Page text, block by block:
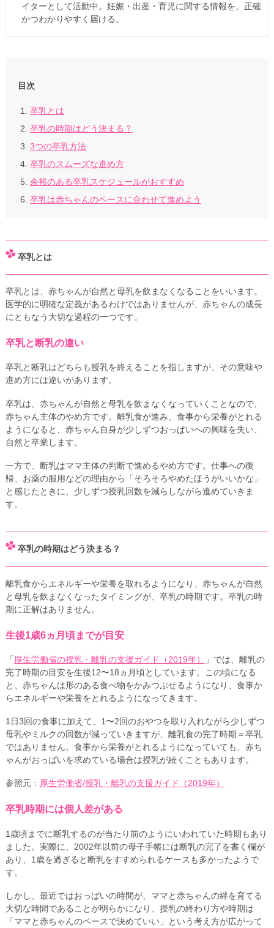
イターとして活動中。妊娠・出産・育児に関する情報を、正確
かつわかりやすく届ける。
目次
卒乳とは
卒乳の時期はどう決まる？
3つの卒乳方法
卒乳のスムーズな進め方
余裕のある卒乳スケジュールがおすすめ
卒乳は赤ちゃんのペースに合わせて進めよう
卒乳とは
卒乳とは、赤ちゃんが自然と母乳を飲まなくなることをいいます。
医学的に明確な定義があるわけではありませんが、赤ちゃんの成長
にともなう大切な過程の一つです。
卒乳と断乳の違い
卒乳と断乳はどちらも授乳を終えることを指しますが、その意味や
進め方には違いがあります。
卒乳は、赤ちゃんが自然と母乳を飲まなくなっていくことなので、
赤ちゃん主体のやめ方です。離乳食が進み、食事から栄養がとれる
ようになると、赤ちゃん自身が少しずつおっぱいへの興味を失い、
自然と卒業します。
一方で、断乳はママ主体の判断で進めるやめ方です。仕事への復
帰、お薬の服用などの理由から「そろそろやめたほうがいいかな」
と感じたときに、少しずつ授乳回数を減らしながら進めていきま
す。
卒乳の時期はどう決まる？
離乳食からエネルギーや栄養を取れるようになり、赤ちゃんが自然
と母乳を飲まなくなったタイミングが、卒乳の時期です。卒乳の時
期に正解はありません。
生後1歳6ヵ月頃までが目安
「 厚生労働省の授乳・離乳の支援ガイド（2019年）
」では、離乳の
完了時期の目安を生後12〜18ヵ月頃としています。この頃になる
と、赤ちゃんは形のある食べ物をかみつぶせるようになり、食事か
らエネルギーや栄養をとれるようになってきます。
1日3回の食事に加えて、1〜2回のおやつを取り入れながら少しずつ
母乳やミルクの回数が減っていきますが、離乳食の完了時期＝卒乳
ではありません。食事から栄養がとれるようになっていても、赤ち
ゃんがおっぱいを求めている場合は授乳が続くこともあります。
参照元： 厚生労働省/授乳・離乳の支援ガイド（2019年）
卒乳時期には個人差がある
1歳頃までに断乳するのが当たり前のようにいわれていた時期もあり
ました。実際に、2002年以前の母子手帳には断乳の完了を書く欄が
あり、1歳を過ぎると断乳をすすめられるケースも多かったようで
す。
しかし、最近ではおっぱいの時間が、ママと赤ちゃんの絆を育てる
大切な時間であることが明らかになり、授乳の終わり方や時期は
「ママと赤ちゃんのペースで決めていい」という考え方が広がって